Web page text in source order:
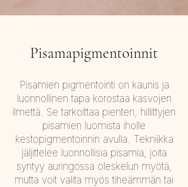
Pisamapigmentoinnit
Pisamien pigmentointi on kaunis ja
luonnollinen tapa korostaa kasvojen
ilmettä. Se tarkoittaa pienten, hillittyjen
pisamien luomista iholle
kestopigmentoinnin avulla. Tekniikka
jäljittelee luonnollisia pisamia, joita
syntyy auringossa oleskelun myötä,
mutta voit valita myös tiheämmän tai